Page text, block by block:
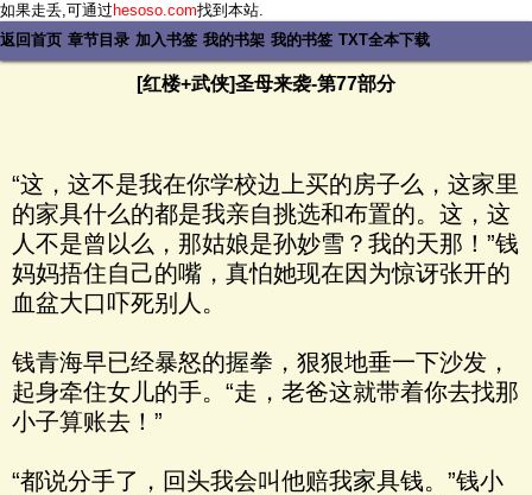
如果走丢,可通过hesoso.com找到本站.
返回首页 章节目录 加入书签 我的书架 我的书签 TXT全本下载
[红楼+武侠]圣母来袭-第77部分
“这，这不是我在你学校边上买的房子么，这家里
的家具什么的都是我亲自挑选和布置的。这，这
人不是曾以么，那姑娘是孙妙雪？我的天那！”钱
妈妈捂住自己的嘴，真怕她现在因为惊讶张开的
血盆大口吓死别人。
钱青海早已经暴怒的握拳，狠狠地垂一下沙发，
起身牵住女儿的手。“走，老爸这就带着你去找那
小子算账去！”
“都说分手了，回头我会叫他赔我家具钱。”钱小